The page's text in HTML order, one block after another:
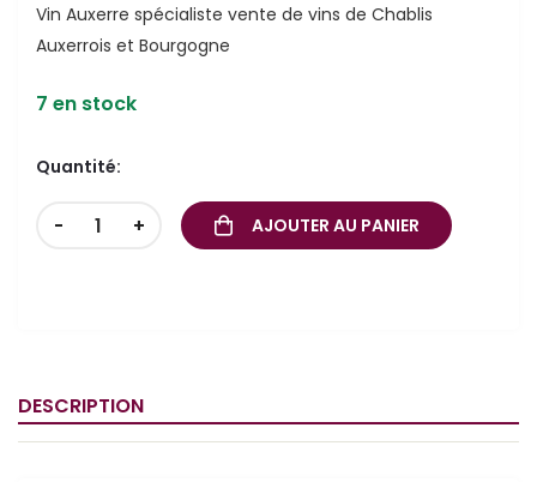
Vin Auxerre spécialiste vente de vins de Chablis
Auxerrois et Bourgogne
7 en stock
Quantité:
- + AJOUTER AU PANIER
DESCRIPTION